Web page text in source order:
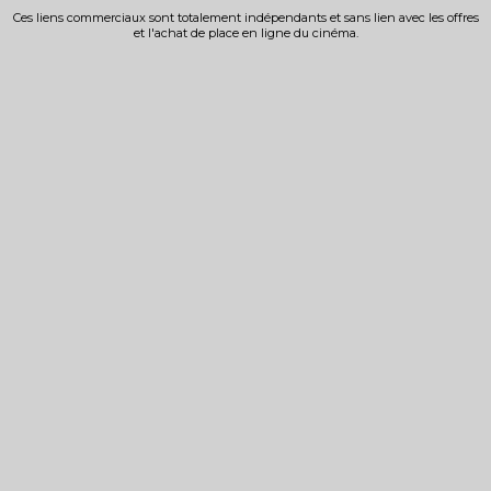
Ces liens commerciaux sont totalement indépendants et sans lien avec les offres
et l'achat de place en ligne du cinéma.